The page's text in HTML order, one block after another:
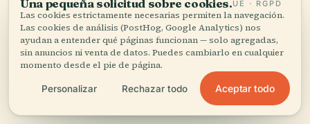
Una pequeña solicitud sobre cookies.UE · RGPD
Las cookies estrictamente necesarias permiten la navegación.
Las cookies de análisis (PostHog, Google Analytics) nos
ayudan a entender qué páginas funcionan — solo agregadas,
sin anuncios ni venta de datos. Puedes cambiarlo en cualquier
momento desde el pie de página.
Personalizar Rechazar todo Aceptar todo